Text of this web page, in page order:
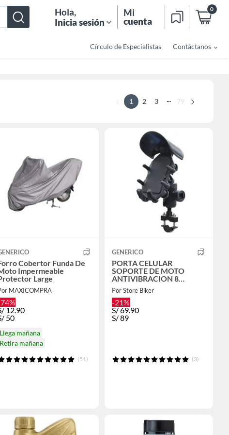
Hola,
Inicia sesión
Mi
cuenta
0
Círculo de Especialistas Contáctanos
1 2 3 ... 79
Cobertor Funda De
Impermeable
Large
MAXICOMPRA
12.90
50
Llega mañana
Retira mañana
(51)
GENERICO
PORTA CELULAR
SOPORTE DE MOTO
ANTIVIBRACION 8
AGARRES C/ GORRA
UNIVERSAL B/TIMON
Por Store Biker
-21%
S/69.90
S/89
(3)